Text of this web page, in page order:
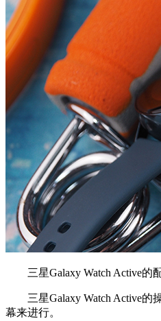
三星Galaxy Watch Active的
三星Galaxy Watch Active的操
幕来进行。